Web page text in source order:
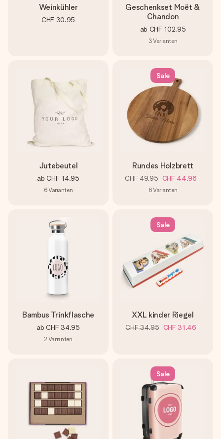
Weinkühler
CHF 30.95
Geschenkset Moët &
Chandon
ab CHF 102.95
3Varianten
Jutebeutel
ab CHF 14.95
6Varianten
Sale
Rundes Holzbrett
CHF 49.95 CHF 44.96
6Varianten
Bambus Trinkflasche
ab CHF 34.95
2 Varianten
Sale
XXL kinder Riegel
CHF 34.95 CHF 31.46
Sale